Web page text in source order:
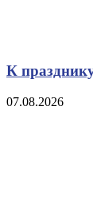
К
07.08.2026